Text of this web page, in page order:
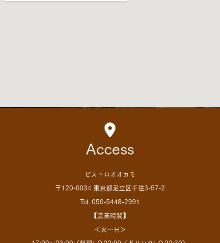
Access
ビストロオオカミ
〒120-0034 東京都足立区千住3-57-2
Tel. 050-5448-2991
【営業時間】
＜火～日＞